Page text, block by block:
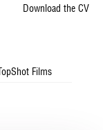
Download the CV
Films